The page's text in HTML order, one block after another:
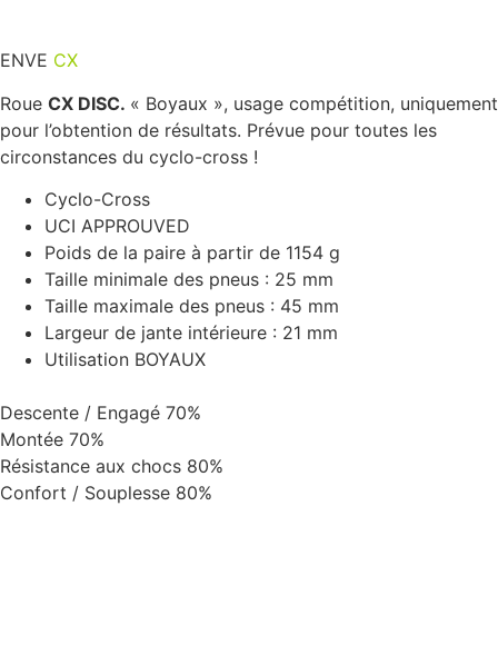
ENVE CX
Roue CX DISC. « Boyaux », usage compétition, uniquement
pour l’obtention de résultats. Prévue pour toutes les
circonstances du cyclo-cross !
Cyclo-Cross
UCI APPROUVED
Poids de la paire à partir de 1154 g
Taille minimale des pneus : 25 mm
Taille maximale des pneus : 45 mm
Largeur de jante intérieure : 21 mm
Utilisation BOYAUX
Descente / Engagé 70%
Montée 70%
Résistance aux chocs 80%
Confort / Souplesse 80%